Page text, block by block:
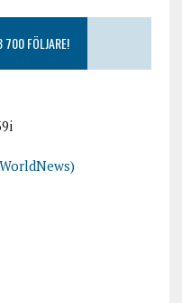
700 FÖLJARE!